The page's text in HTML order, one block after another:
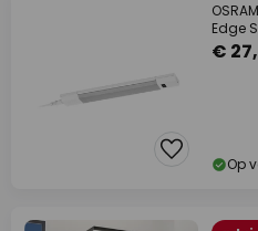
Edge
€
Op